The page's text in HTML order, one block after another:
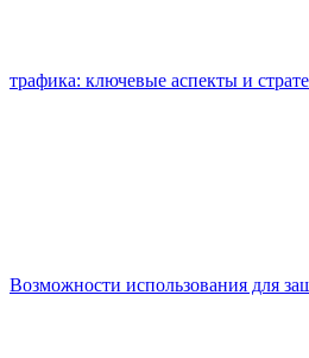
трафика: ключевые аспекты и
Возможности использования для